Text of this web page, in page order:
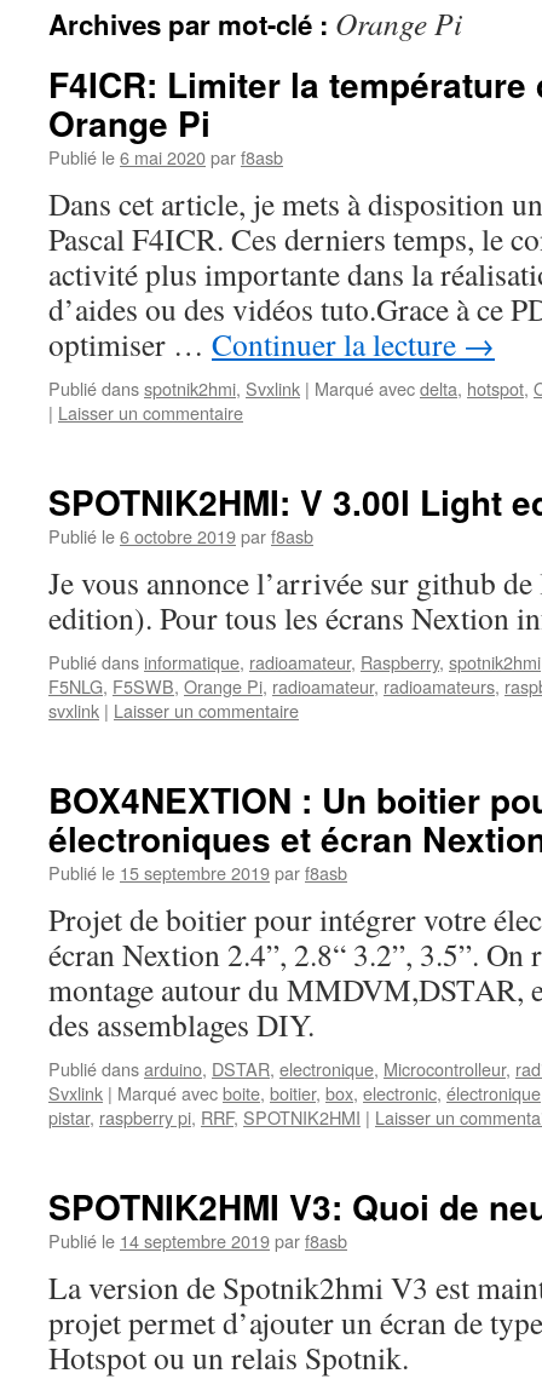
Archives par mot-clé : Orange Pi
F4ICR: Limiter la température
Orange Pi
Publié le6 mai 2020parf8asb
Dans cet article, je mets à disposition
Pascal F4ICR. Ces derniers temps, le
activité plus importante dans la
d’aides ou des vidéos tuto.Grace à ce
optimiser … Continuer la lecture →
Publié dansspotnik2hmi, Svxlink | Marqué avecdelta, hotspot,
| Laisser un commentaire
SPOTNIK2HMI: V 3.00l Light
Publié le6 octobre 2019parf8asb
Je vous annonce l’arrivée sur github
edition). Pour tous les écrans Nextion
Publié dans informatique, radioamateur, Raspberry, spotnik2hmi
F5NLG, F5SWB, Orange Pi, radioamateur, radioamateurs,
svxlink | Laisser un commentaire
BOX4NEXTION : Un boitier
électroniques et écran
Publié le 15 septembre 2019parf8asb
Projet de boitier pour intégrer votre
écran Nextion 2.4”, 2.8“ 3.2”, 3.5”. On
montage autour du MMDVM,DSTAR,
des assemblages DIY.
Publié dansarduino, DSTAR, electronique, Microcontrolleur,
Svxlink | Marqué avecboite, boitier, box, electronic, électronique
pistar, raspberry pi, RRF, SPOTNIK2HMI | Laisser un
SPOTNIK2HMI V3: Quoi de
Publié le 14 septembre 2019parf8asb
La version de Spotnik2hmi V3 est
projet permet d’ajouter un écran de
Hotspot ou un relais Spotnik.